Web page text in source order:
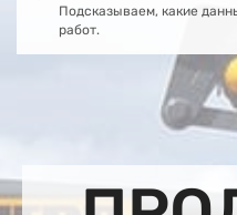
Подсказываем, какие
работ.